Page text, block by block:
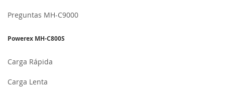
Preguntas MH-C9000
Powerex MH-C800S
Carga Rápida
Carga Lenta